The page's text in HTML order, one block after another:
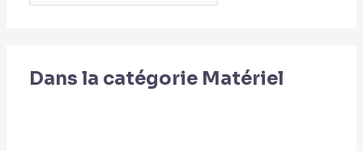
Dans la catégorie Matériel